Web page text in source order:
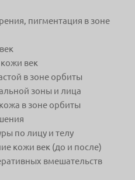
пигментация в зоне
век
в зоне орбиты
зоны и лица
в зоне орбиты
по лицу и телу
кожи век (до и после)
вмешательств